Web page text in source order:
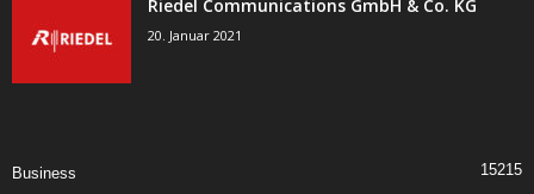
Riedel Communications GmbH & Co. KG
20. Januar 2021
Business 15215